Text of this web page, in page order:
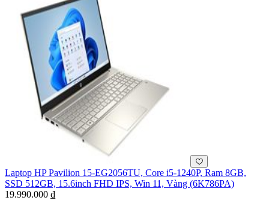
Laptop HP Pavilion 15-EG2056TU, Core i5-1240P, Ram 8GB,
SSD 512GB, 15.6inch FHD IPS, Win 11, Vàng (6K786PA)
19.990.000 ₫